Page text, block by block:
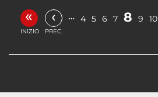
«
INIZIO
‹
PREC.
… 4 5 6 7 8 9 10